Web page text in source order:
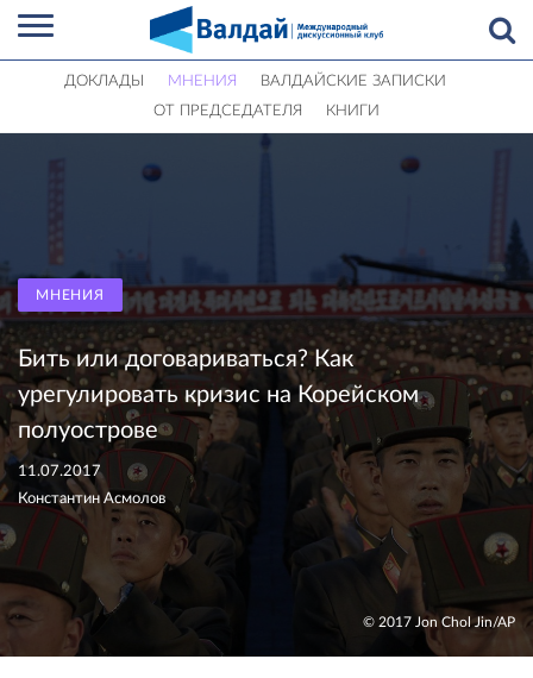
ДОКЛАДЫ МНЕНИЯ
ВАЛДАЙСКИЕ ЗАПИСКИ
ОТ ПРЕДСЕДАТЕЛЯ
КНИГИ
МНЕНИЯ
Бить или договариваться? Как
урегулировать кризис на Корейском
полуострове
11.07.2017
Константин Асмолов
© 2017 Jon Chol Jin/AP